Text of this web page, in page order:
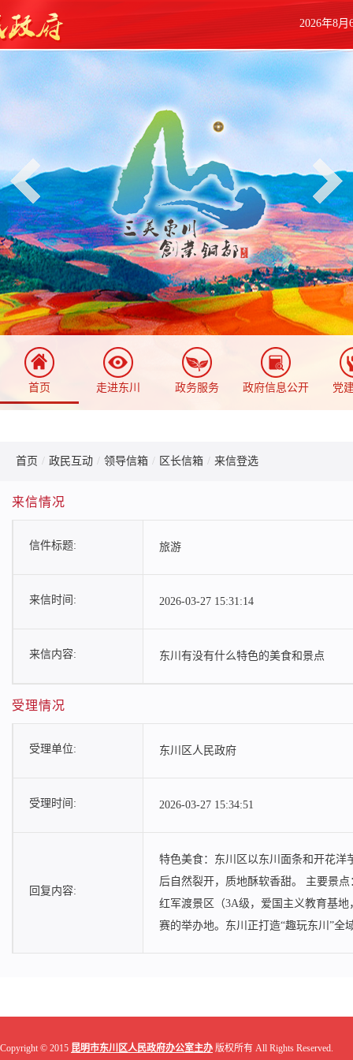
2026年8
首页 走进东川 政务服务 政府信息公开 党
首页 / 政民互动 / 领导信箱 / 区长信箱 / 来信登选
来信情况
信件标题: 旅游
来信时间: 2026-03-27 15:31:14
来信内容: 东川有没有什么特色的美食和景点
受理情况
受理单位: 东川区人民政府
受理时间: 2026-03-27 15:34:51
回复内容:
特色美食：东川区以东川面条和开花
后自然裂开，质地酥软香甜。 主要景
红军渡景区（3A级，爱国主义教育基
赛的举办地。东川正打造“趣玩东川”
Copyright © 2015 昆明市东川区人民政府办公室主办 版权所有 All Rights Reserved.